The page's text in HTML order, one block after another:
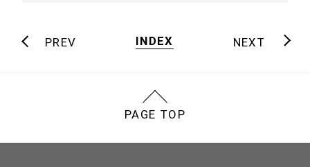
PREV INDEX NEXT
PAGE TOP